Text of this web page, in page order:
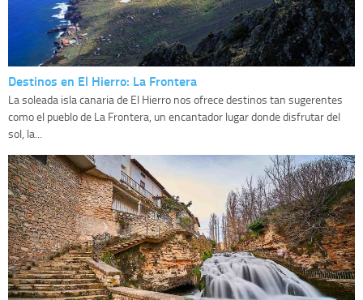
Destinos en El Hierro: La Frontera
La soleada isla canaria de El Hierro nos ofrece destinos tan sugerentes
como el pueblo de La Frontera, un encantador lugar donde disfrutar del
sol, la...